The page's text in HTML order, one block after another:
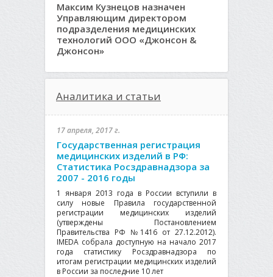
Максим Кузнецов назначен
Управляющим директором
подразделения медицинских
технологий ООО «Джонсон &
Джонсон»
Аналитика и статьи
17 апреля, 2017 г.
Государственная регистрация
медицинских изделий в РФ:
Статистика Росздравнадзора за
2007 - 2016 годы
1 января 2013 года в России вступили в
силу новые Правила государственной
регистрации медицинских изделий
(утверждены Постановлением
Правительства РФ №1416 от 27.12.2012).
IMEDA собрала доступную на начало 2017
года статистику Росздравнадзора по
итогам регистрации медицинских изделий
в России за последние 10 лет